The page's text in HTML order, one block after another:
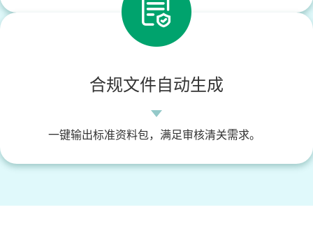
合规文件自动生成
一键输出标准资料包，满足审核清关需求。